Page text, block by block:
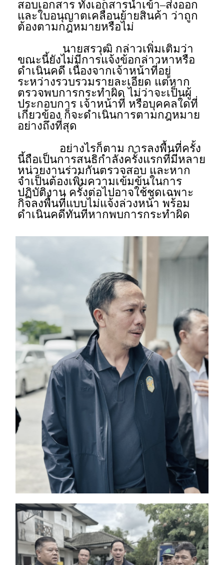
สอบเอกสาร ทั้งเอกสารนำเข้า–ส่งออก
และใบอนุญาตเคลื่อนย้ายสินค้า ว่าถูก
ต้องตามกฎหมายหรือไม่
นายสรวุฒิ กล่าวเพิ่มเติมว่า
ขณะนี้ยังไม่มีการแจ้งข้อกล่าวหาหรือ
ดำเนินคดี เนื่องจากเจ้าหน้าที่อยู่
ระหว่างรวบรวมรายละเอียด แต่หาก
ตรวจพบการกระทำผิด ไม่ว่าจะเป็นผู้
ประกอบการ เจ้าหน้าที่ หรือบุคคลใดที่
เกี่ยวข้อง ก็จะดำเนินการตามกฎหมาย
อย่างถึงที่สุด
อย่างไรก็ตาม การลงพื้นที่ครั้ง
นี้ถือเป็นการสนธิกำลังครั้งแรกที่มีหลาย
หน่วยงานร่วมกันตรวจสอบ และหาก
จำเป็นต้องเพิ่มความเข้มข้นในการ
ปฏิบัติงาน ครั้งต่อไปอาจใช้ชุดเฉพาะ
กิจลงพื้นที่แบบไม่แจ้งล่วงหน้า พร้อม
ดำเนินคดีทันทีหากพบการกระทำผิด